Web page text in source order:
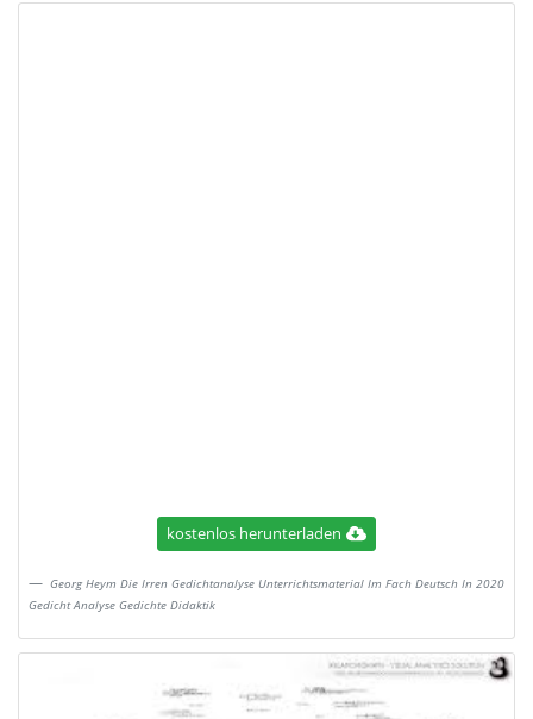
kostenlos herunterladen
Georg Heym Die Irren Gedichtanalyse Unterrichtsmaterial Im Fach Deutsch In 2020
Gedicht Analyse Gedichte Didaktik